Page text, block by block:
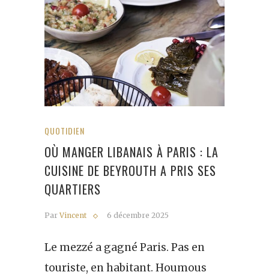
QUOTIDIEN
OÙ MANGER LIBANAIS À PARIS : LA
CUISINE DE BEYROUTH A PRIS SES
QUARTIERS
ParVincent 6 décembre 2025
Le mezzé a gagné Paris. Pas en
touriste, en habitant. Houmous